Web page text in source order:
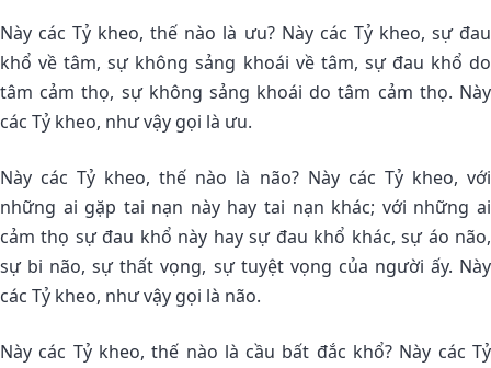
Này các Tỷ kheo, thế nào là ưu? Này các Tỷ kheo, sự đau
khổ về tâm, sự không sảng khoái về tâm, sự đau khổ do
tâm cảm thọ, sự không sảng khoái do tâm cảm thọ. Này
các Tỷ kheo, như vậy gọi là ưu.
Này các Tỷ kheo, thế nào là não? Này các Tỷ kheo, với
những ai gặp tai nạn này hay tai nạn khác; với những ai
cảm thọ sự đau khổ này hay sự đau khổ khác, sự áo não,
sự bi não, sự thất vọng, sự tuyệt vọng của người ấy. Này
các Tỷ kheo, như vậy gọi là não.
Này các Tỷ kheo, thế nào là cầu bất đắc khổ? Này các Tỷ